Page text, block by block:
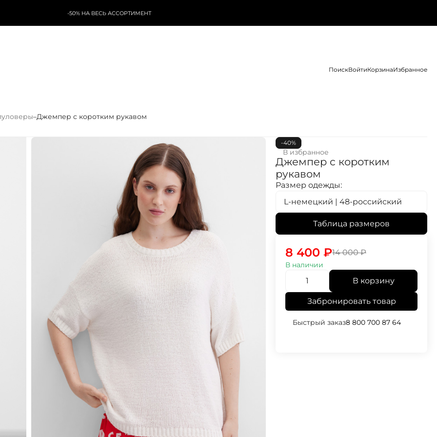
-50% НА ВЕСЬ АССОРТИМЕНТ
ПоискВойтиКорзинаИзбранное
–Джемпер с коротким рукавом
-40%
В избранное
Джемпер с коротким
рукавом
Размер одежды:
L-немецкий | 48-российский
Таблица размеров
14 000₽
8 400 ₽
В наличии
В корзину
Забронировать товар
Быстрый заказ8 800 700 87 64